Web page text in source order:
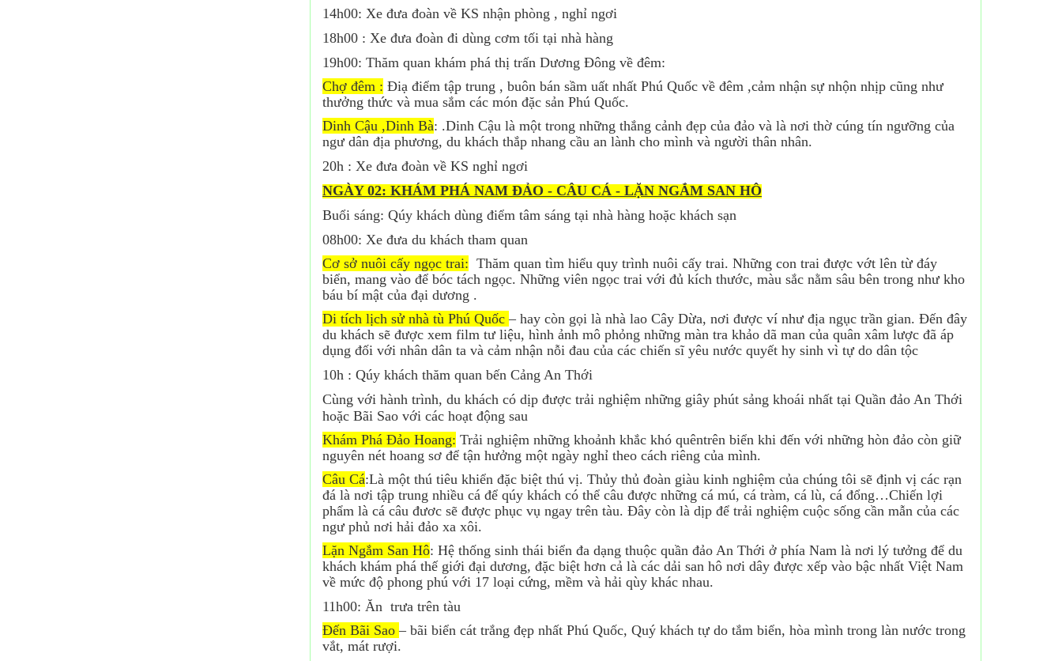
14h00: Xe đưa đoàn về KS nhận phòng , nghỉ ngơi
18h00 : Xe đưa đoàn đi dùng cơm tối tại nhà hàng
19h00: Thăm quan khám phá thị trấn Dương Đông về đêm:
Chợ đêm : Điạ điểm tập trung , buôn bán sầm uất nhất Phú Quốc về đêm ,cảm nhận sự nhộn nhịp cũng như
thưởng thức và mua sắm các món đặc sản Phú Quốc.
Dinh Cậu ,Dinh Bà: .Dinh Cậu là một trong những thắng cảnh đẹp của đảo và là nơi thờ cúng tín ngưỡng của
ngư dân địa phương, du khách thắp nhang cầu an lành cho mình và người thân nhân.
20h : Xe đưa đoàn về KS nghỉ ngơi
NGÀY 02: KHÁM PHÁ NAM ĐẢO - CÂU CÁ - LẶN NGẮM SAN HÔ
Buổi sáng: Qúy khách dùng điểm tâm sáng tại nhà hàng hoặc khách sạn
08h00: Xe đưa du khách tham quan
Cơ sở nuôi cấy ngọc trai: Thăm quan tìm hiểu quy trình nuôi cấy trai. Những con trai được vớt lên từ đáy
biển, mang vào để bóc tách ngọc. Những viên ngọc trai với đủ kích thước, màu sắc nằm sâu bên trong như kho
báu bí mật của đại dương .
Di tích lịch sử nhà tù Phú Quốc – hay còn gọi là nhà lao Cây Dừa, nơi được ví như địa ngục trần gian. Đến đây
du khách sẽ được xem film tư liệu, hình ảnh mô phỏng những màn tra khảo dã man của quân xâm lược đã áp
dụng đối với nhân dân ta và cảm nhận nỗi đau của các chiến sĩ yêu nước quyết hy sinh vì tự do dân tộc
10h : Qúy khách thăm quan bến Cảng An Thới
Cùng với hành trình, du khách có dịp được trải nghiệm những giây phút sảng khoái nhất tại Quần đảo An Thới
hoặc Bãi Sao với các hoạt động sau
Khám Phá Đảo Hoang: Trải nghiệm những khoảnh khắc khó quêntrên biển khi đến với những hòn đảo còn giữ
nguyên nét hoang sơ để tận hưởng một ngày nghỉ theo cách riêng của mình.
Câu Cá:Là một thú tiêu khiển đặc biệt thú vị. Thủy thủ đoàn giàu kinh nghiệm của chúng tôi sẽ định vị các rạn
đá là nơi tập trung nhiều cá để qúy khách có thể câu được những cá mú, cá tràm, cá lù, cá đổng…Chiến lợi
phẩm là cá câu đươc sẽ được phục vụ ngay trên tàu. Đây còn là dịp để trải nghiệm cuộc sống cần mẫn của các
ngư phủ nơi hải đảo xa xôi.
Lặn Ngắm San Hô: Hệ thống sinh thái biển đa dạng thuộc quần đảo An Thới ở phía Nam là nơi lý tưởng để du
khách khám phá thế giới đại dương, đặc biệt hơn cả là các dải san hô nơi dây được xếp vào bậc nhất Việt Nam
về mức độ phong phú với 17 loại cứng, mềm và hải qùy khác nhau.
11h00: Ăn trưa trên tàu
Đến Bãi Sao – bãi biển cát trắng đẹp nhất Phú Quốc, Quý khách tự do tắm biển, hòa mình trong làn nước trong
vắt, mát rượi.